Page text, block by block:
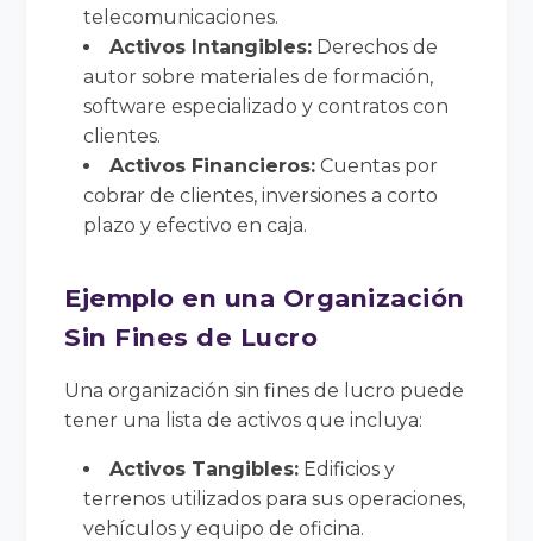
telecomunicaciones.
Activos Intangibles: Derechos de
autor sobre materiales de formación,
software especializado y contratos con
clientes.
Activos Financieros: Cuentas por
cobrar de clientes, inversiones a corto
plazo y efectivo en caja.
Ejemplo en una Organización
Sin Fines de Lucro
Una organización sin fines de lucro puede
tener una lista de activos que incluya:
Activos Tangibles: Edificios y
terrenos utilizados para sus operaciones,
vehículos y equipo de oficina.